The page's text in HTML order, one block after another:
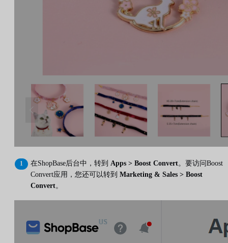
在ShopBase后台中，转到 Apps > Boost Convert。要访问Boost
Convert应用，您还可以转到 Marketing & Sales > Boost
Convert。